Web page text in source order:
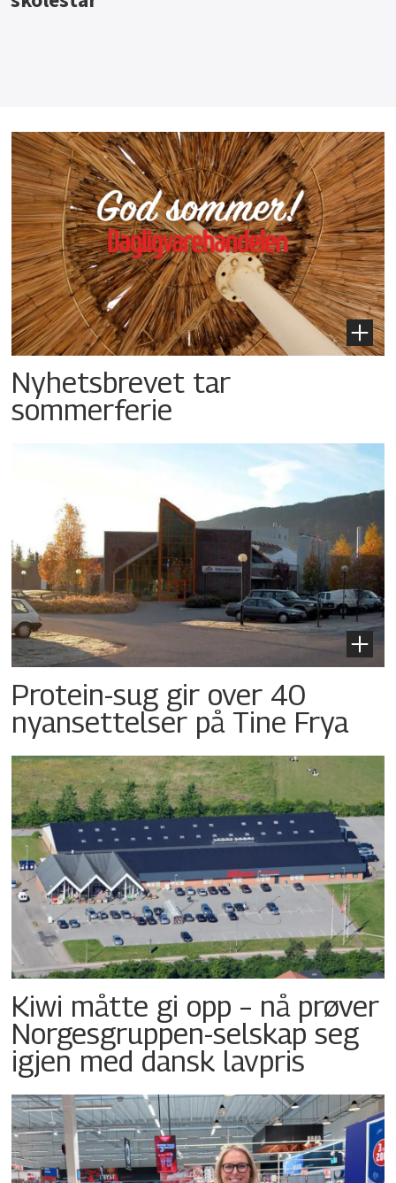
Nyhetsbrevet tar
sommerferie
Protein-sug gir over 40
nyansettelser på Tine Frya
Kiwi måtte gi opp – nå prøver
Norgesgruppen-selskap seg
igjen med dansk lavpris